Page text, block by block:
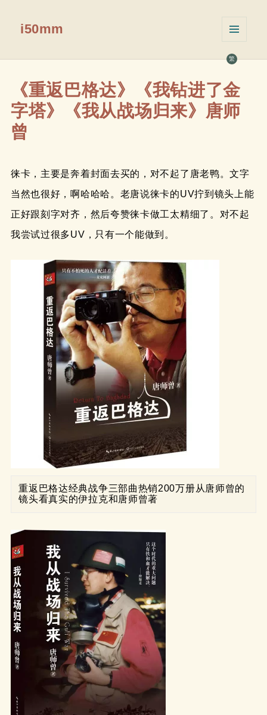
繁
i50mm
挂件
《重返巴格达》《我钻进了金
字塔》《我从战场归来》唐师
曾
徕卡，主要是奔着封面去买的，对不起了唐老鸭。文字
当然也很好，啊哈哈哈。老唐说徕卡的UV拧到镜头上能
正好跟刻字对齐，然后夸赞徕卡做工太精细了。对不起
我尝试过很多UV，只有一个能做到。
重返巴格达经典战争三部曲热销200万册从唐师曾的
镜头看真实的伊拉克和唐师曾著